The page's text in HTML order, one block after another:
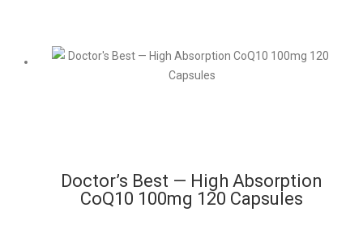
Doctor’s Best — High Absorption
CoQ10 100mg 120 Capsules